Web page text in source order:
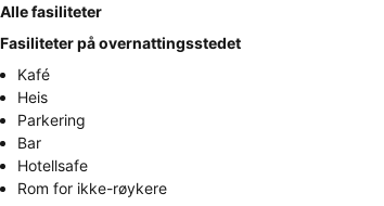
Alle fasiliteter
Fasiliteter på overnattingsstedet
Kafé
Heis
Parkering
Bar
Hotellsafe
Rom for ikke-røykere